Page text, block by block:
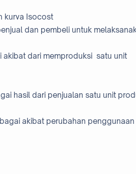
kurva Isocost
dan pembeli untuk
akibat dari memproduksi satu unit
hasil dari penjualan satu unit
akibat perubahan penggunaan